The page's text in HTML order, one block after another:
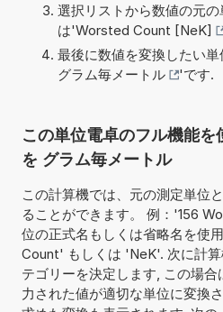
選択リストから数値の元
は'Worsted Count [NeK]
最後に数値を変換したい
グラム毎メートル
'です.
この単位電卓のフル機能
を グラム毎メートル
この計算機では、元の測定単位
ることができます。 例：'156
位の正式名もしくは省略名を使
Count' もしくは 'NeK'. 次に計
テゴリーを決定します, この場
力された値が適切な単位に変換